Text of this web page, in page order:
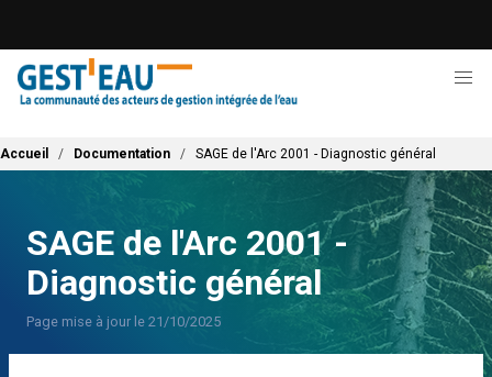
contenu
principal
Fil d'Ariane
Accueil Documentation SAGE de l'Arc 2001 - Diagnostic général
SAGE de l'Arc 2001 -
Diagnostic général
Page mise à jour le 21/10/2025